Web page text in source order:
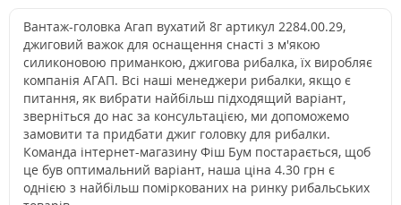
Вантаж-головка Агап вухатий 8г артикул 2284.00.29,
джиговий важок для оснащення снасті з м'якою
силиконовою приманкою, джигова рибалка, їх виробляє
компанія АГАП. Всі наші менеджери рибалки, якщо є
питання, як вибрати найбільш підходящий варіант,
зверніться до нас за консультацією, ми допоможемо
замовити та придбати джиг головку для рибалки.
Команда інтернет-магазину Фіш Бум постарається, щоб
це був оптимальний варіант, наша ціна 4.30 грн є
однією з найбільш поміркованих на ринку рибальських